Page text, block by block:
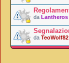
da Lantheros
da TeoWolf82